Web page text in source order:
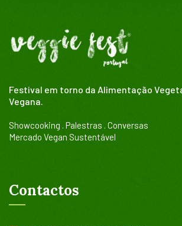
Festival em torno da Alimentação
Vegana.
Showcooking . Palestras . Conversas
Mercado Vegan Sustentável
Contactos